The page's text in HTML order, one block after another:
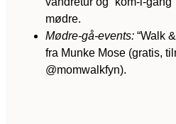
mødre.
Mødre-gå-events: “Walk
fra Munke Mose (gratis,
@momwalkfyn).